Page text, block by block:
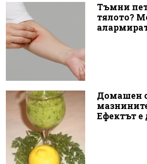
Тъмни
тялото?
Домашен
Ефектът е